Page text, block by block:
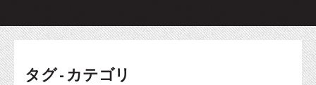
タグ - カテゴリ